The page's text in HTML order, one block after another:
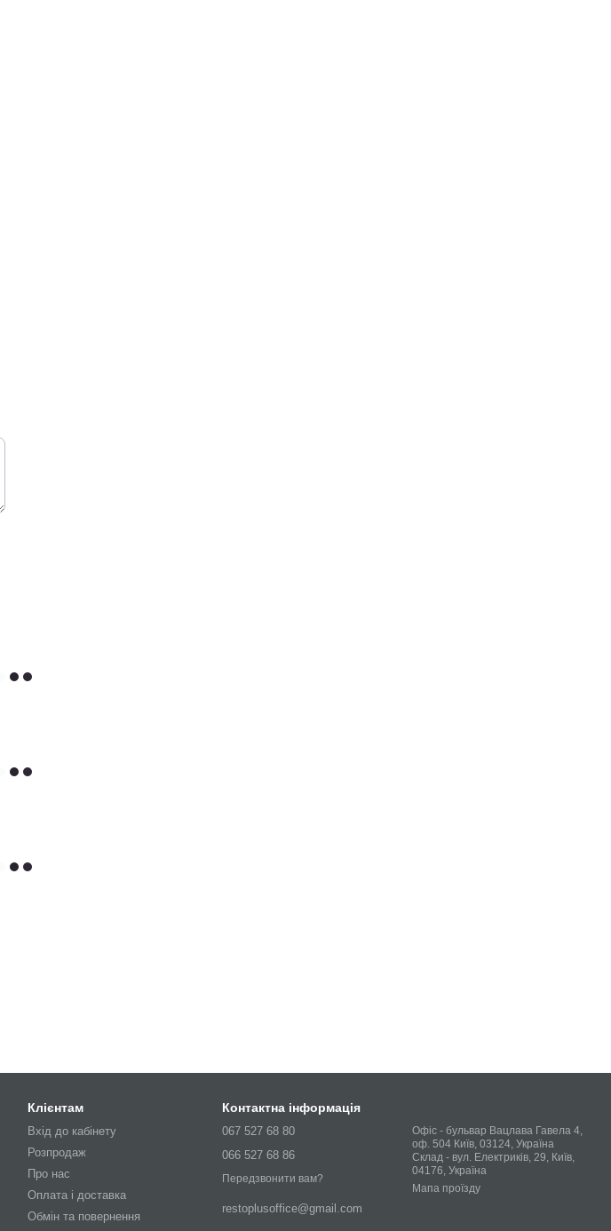
Клієнтам
Вхід до кабінету
Розпродаж
Про нас
Оплата і доставка
Обмін та повернення
Контактна інформація
067 527 68 80
066 527 68 86
Передзвонити вам?
restoplusoffice@gmail.com
Офіс - бульвар Вацлава Гавела 4,
оф. 504 Київ, 03124, Україна
Склад - вул. Електриків, 29, Київ,
04176, Україна
Мапа проїзду